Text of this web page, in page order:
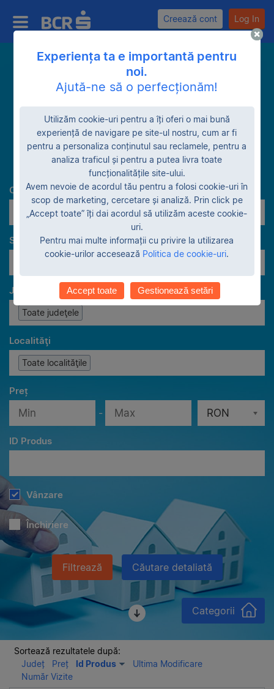
Creează cont Log In
Vanzare Spatii de
Birouri in
Proprietatea BCR
Categorie
Birouri
Stadiu garanție
Judeţe
Toate judeţele
Localităţi
Toate localităţile
Preț
- RON
ID Produs
Vânzare
Închiriere
Filtrează Căutare detaliată
Categorii
Sortează rezultatele după:
Județ
Preț Id Produs
Ultima Modificare
Număr Vizite
Experiența ta e importantă pentru
noi.
Ajută-ne să o perfecționăm!
Utilizăm cookie-uri pentru a îți oferi o mai bună
experiență de navigare pe site-ul nostru, cum ar fi
pentru a personaliza conținutul sau reclamele, pentru a
analiza traficul și pentru a putea livra toate
funcționalitățile site-ului.
Avem nevoie de acordul tău pentru a folosi cookie-uri în
scop de marketing, cercetare și analiză. Prin click pe
„Accept toate” îți dai acordul să utilizăm aceste cookie-
uri.
Pentru mai multe informații cu privire la utilizarea
cookie-urilor accesează Politica de cookie-uri.
Accept toate Gestionează setări